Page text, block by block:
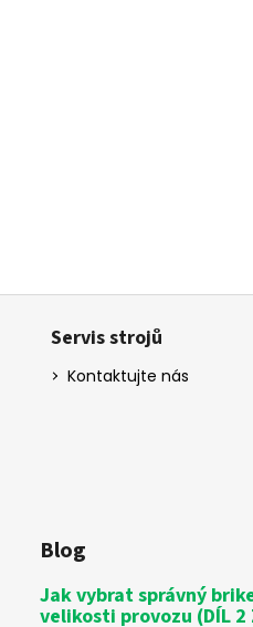
Servis strojů
Kontaktujte nás
Blog
Jak vybrat správný
velikosti provozu (DÍL 2